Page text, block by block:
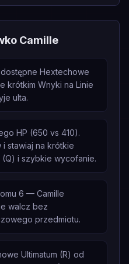
Camille
Hextechowe
krótkim Wnyki na Linie
ulta.
HP (650 vs 410).
i stawiaj na krótkie
(Q) i szybkie wycofanie.
6 — Camille
walcz bez
przedmiotu.
Ultimatum (R) od